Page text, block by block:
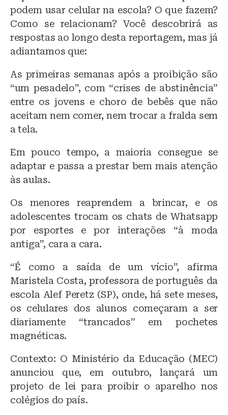
s
k
y
e
b
o
o
k
s
A
p
podem usar celular na escola? O que fazem?
Como se relacionam? Você descobrirá as
respostas ao longo desta reportagem, mas já
adiantamos que:
As primeiras semanas após a proibição são
“um pesadelo”, com “crises de abstinência”
entre os jovens e choro de bebês que não
aceitam nem comer, nem trocar a fralda sem
a tela.
Em pouco tempo, a maioria consegue se
adaptar e passa a prestar bem mais atenção
às aulas.
Os menores reaprendem a brincar, e os
adolescentes trocam os chats de Whatsapp
por esportes e por interações “à moda
antiga”, cara a cara.
“É como a saída de um vício”, afirma
Maristela Costa, professora de português da
escola Alef Peretz (SP), onde, há sete meses,
os celulares dos alunos começaram a ser
diariamente “trancados” em pochetes
magnéticas.
Contexto: O Ministério da Educação (MEC)
anunciou que, em outubro, lançará um
projeto de lei para proibir o aparelho nos
colégios do país.